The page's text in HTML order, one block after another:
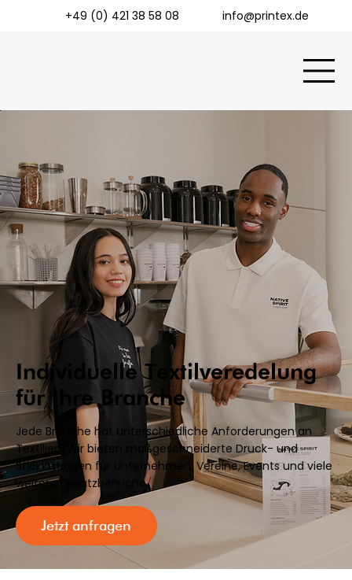
+49 (0) 421 38 58 08 info@printex.de
Individuelle Textilveredelung
für Ihre Branche
Jede Branche hat unterschiedliche Anforderungen an
Textilien. Wir bieten maßgeschneiderte Druck- und
Sticklösungen für Unternehmen, Vereine, Events und viele
weitere Einsatzbereiche.
Jetzt anfragen